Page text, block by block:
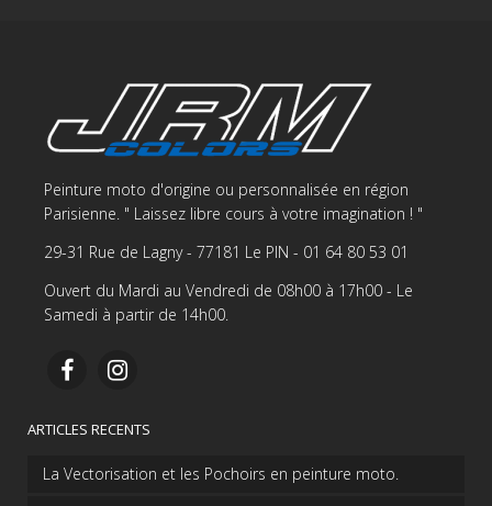
Peinture moto d'origine ou personnalisée en région
Parisienne. " Laissez libre cours à votre imagination ! "
29-31 Rue de Lagny - 77181 Le PIN - 01 64 80 53 01
Ouvert du Mardi au Vendredi de 08h00 à 17h00 - Le
Samedi à partir de 14h00.
ARTICLES RECENTS
La Vectorisation et les Pochoirs en peinture moto.